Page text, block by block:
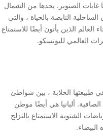
غابات الصنوبر. يحدها من الشمال
النابضة بالحياة ، والتي
الذين يأتون أيضًا للاستمتاع
العالمي لليونسكو.
طبيعتها الخلابة ، بين شواطئ
الصافية. ألبانيا هي أيضًا موطن
الشتوية الاستمتاع بالتزلج